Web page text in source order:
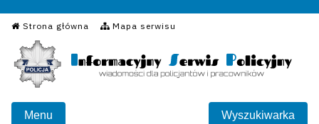
Strona główna Mapa serwisu
Informacyjny Serwis
Menu Wyszukiwarka